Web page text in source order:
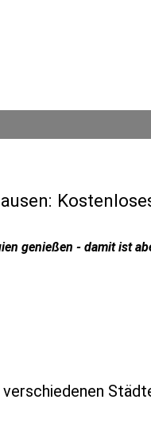
genießen - damit ist